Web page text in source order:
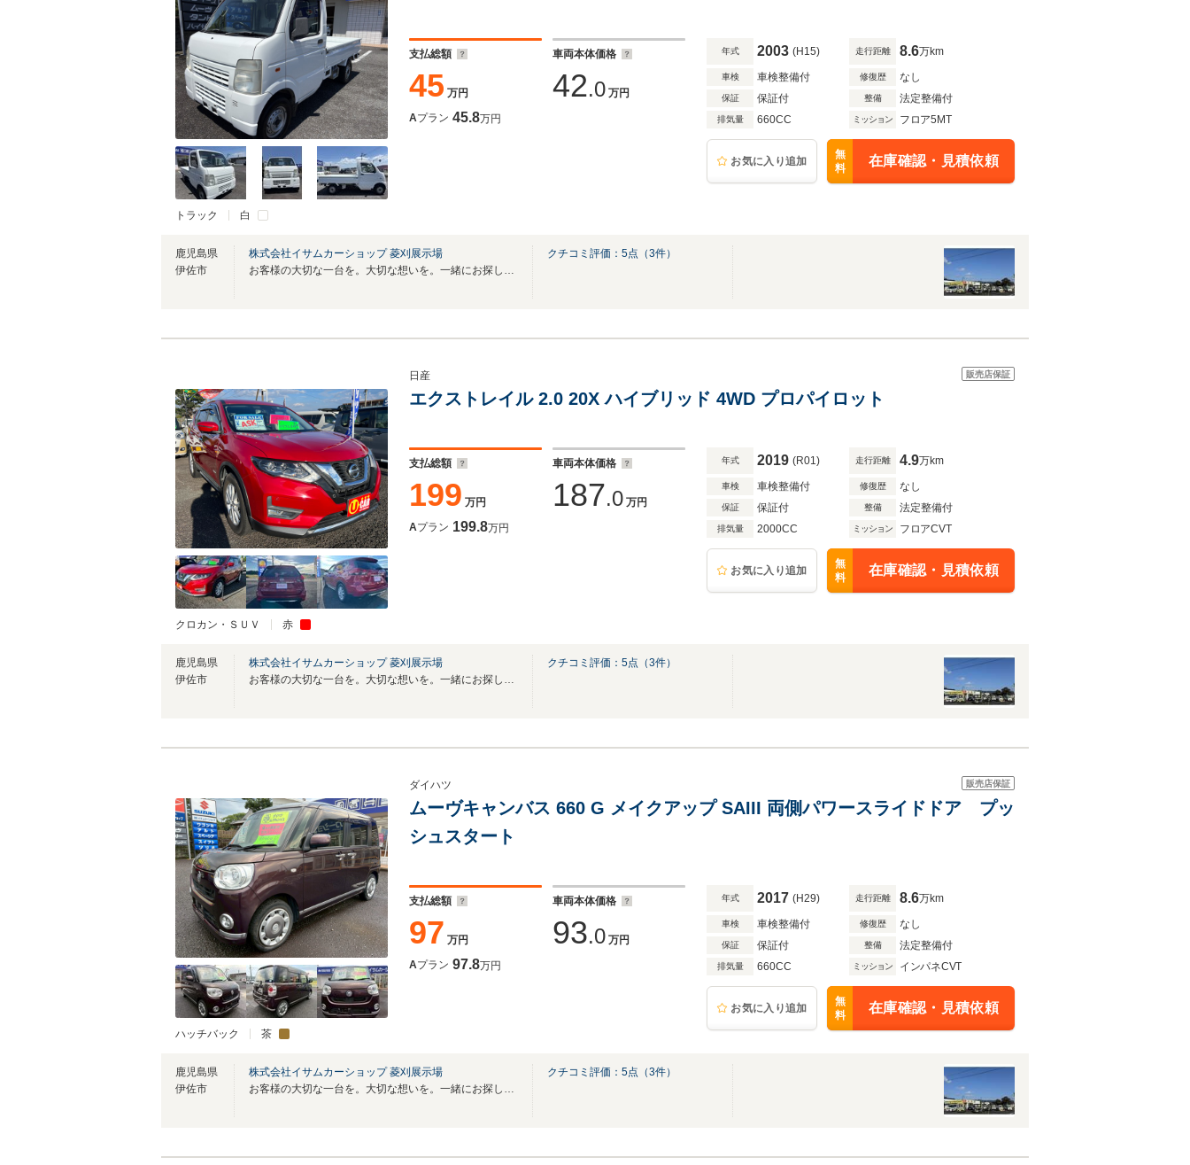
トラック 白
支払総額
45 万円
車両本体価格
42.0 万円
Aプラン 45.8万円
年式 2003 (H15) 走行距離 8.6万km
車検 車検整備付 修復歴 なし
保証 保証付 整備 法定整備付
排気量 660CC ミッション フロア5MT
お気に入り追加
無
料
在庫確認・見積依頼
鹿児島県
伊佐市
株式会社イサムカーショップ 菱刈展示場
お客様の大切な一台を。大切な想いを。一緒にお探しいたします！！
クチコミ評価： 5点（3件）
クロカン・ＳＵＶ 赤
販売店保証
日産
エクストレイル 2.0 20X ハイブリッド 4WD プロパイロット
支払総額
199 万円
車両本体価格
187.0 万円
Aプラン 199.8万円
年式 2019 (R01) 走行距離 4.9万km
車検 車検整備付 修復歴 なし
保証 保証付 整備 法定整備付
排気量 2000CC ミッション フロアCVT
お気に入り追加
無
料
在庫確認・見積依頼
鹿児島県
伊佐市
株式会社イサムカーショップ 菱刈展示場
お客様の大切な一台を。大切な想いを。一緒にお探しいたします！！
クチコミ評価： 5点（3件）
ハッチバック 茶
販売店保証
ダイハツ
ムーヴキャンバス 660 G メイクアップ SAIII 両側パワースライドドア プッ
シュスタート
支払総額
97 万円
車両本体価格
93.0 万円
Aプラン 97.8万円
年式 2017 (H29) 走行距離 8.6万km
車検 車検整備付 修復歴 なし
保証 保証付 整備 法定整備付
排気量 660CC ミッション インパネCVT
お気に入り追加
無
料
在庫確認・見積依頼
鹿児島県
伊佐市
株式会社イサムカーショップ 菱刈展示場
お客様の大切な一台を。大切な想いを。一緒にお探しいたします！！
クチコミ評価： 5点（3件）